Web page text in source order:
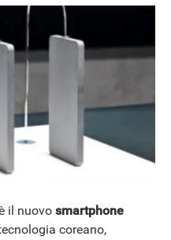
lifestyle e tecnologia.
il nuovo smartphone
coreano,